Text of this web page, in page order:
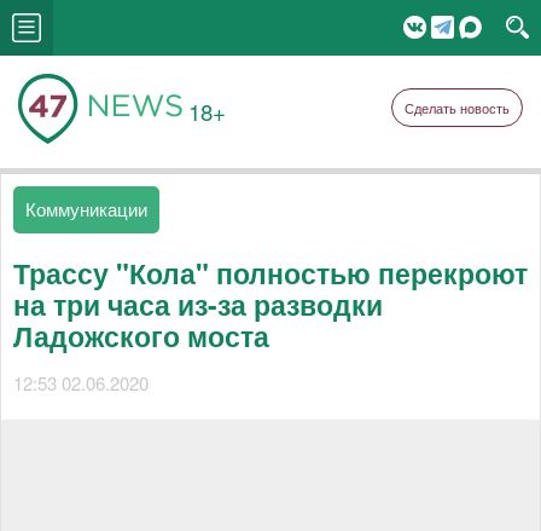
18+ Сделать новость
Коммуникации
Трассу "Кола" полностью перекроют
на три часа из-за разводки
Ладожского моста
12:53 02.06.2020